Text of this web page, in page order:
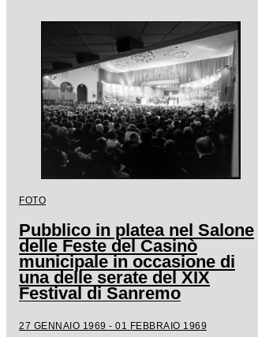
FOTO
Pubblico in platea nel Salone
delle Feste del Casinò
municipale in occasione di
una delle serate del XIX
Festival di Sanremo
27 GENNAIO 1969 - 01 FEBBRAIO 1969